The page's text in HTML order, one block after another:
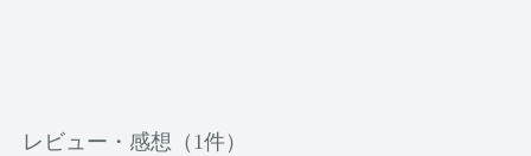
レビュー・感想（1件）